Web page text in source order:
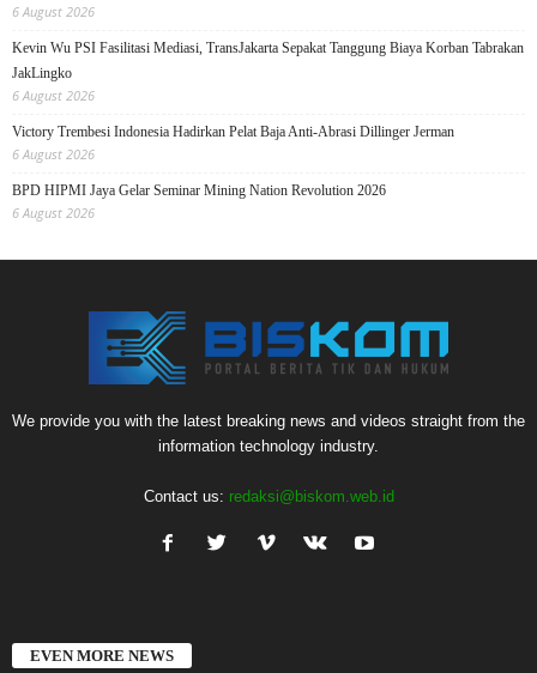
6 August 2026
Kevin Wu PSI Fasilitasi Mediasi, TransJakarta Sepakat Tanggung Biaya Korban Tabrakan
JakLingko
6 August 2026
Victory Trembesi Indonesia Hadirkan Pelat Baja Anti-Abrasi Dillinger Jerman
6 August 2026
BPD HIPMI Jaya Gelar Seminar Mining Nation Revolution 2026
6 August 2026
We provide you with the latest breaking news and videos straight from the
information technology industry.
Contact us: redaksi@biskom.web.id
EVEN MORE NEWS